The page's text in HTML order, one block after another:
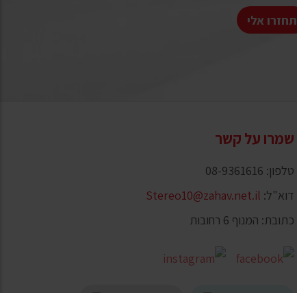
תחזרו אלי
שמרו על קשר
טלפון: 08-9361616
דוא"ל: Stereo10@zahav.net.il
כתובת: המנוף 6 רחובות